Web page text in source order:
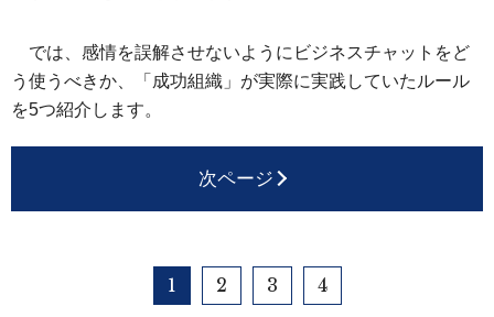
では、感情を誤解させないようにビジネスチャットをど
う使うべきか、「成功組織」が実際に実践していたルール
を5つ紹介します。
次ページ
1 2 3 4